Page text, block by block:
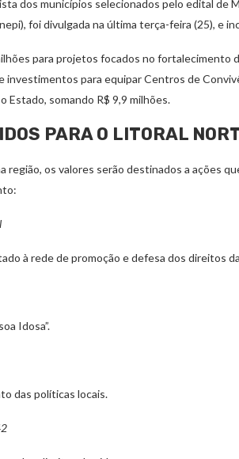
dos municípios selecionados pelo edital de
foi divulgada na última terça-feira (25), e
para projetos focados no fortalecimento
investimentos para equipar Centros de
Estado, somando R$ 9,9 milhões.
PARA O LITORAL
região, os valores serão destinados a ações
à rede de promoção e defesa dos direitos
Idosa”.
das políticas locais.